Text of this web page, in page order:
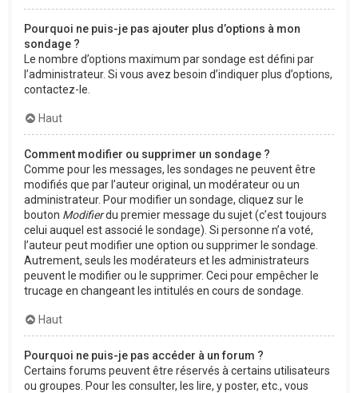
Pourquoi ne puis-je pas ajouter plus d’options à mon
sondage ?
Le nombre d’options maximum par sondage est défini par
l’administrateur. Si vous avez besoin d’indiquer plus d’options,
contactez-le.
Haut
Comment modifier ou supprimer un sondage ?
Comme pour les messages, les sondages ne peuvent être
modifiés que par l’auteur original, un modérateur ou un
administrateur. Pour modifier un sondage, cliquez sur le
bouton Modifierdu premier message du sujet (c’est toujours
celui auquel est associé le sondage). Si personne n’a voté,
l’auteur peut modifier une option ou supprimer le sondage.
Autrement, seuls les modérateurs et les administrateurs
peuvent le modifier ou le supprimer. Ceci pour empêcher le
trucage en changeant les intitulés en cours de sondage.
Haut
Pourquoi ne puis-je pas accéder à un forum ?
Certains forums peuvent être réservés à certains utilisateurs
ou groupes. Pour les consulter, les lire, y poster, etc., vous